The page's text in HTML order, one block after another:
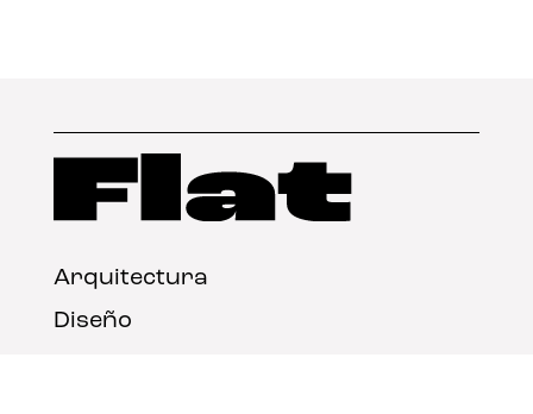
Arquitectura
Diseño